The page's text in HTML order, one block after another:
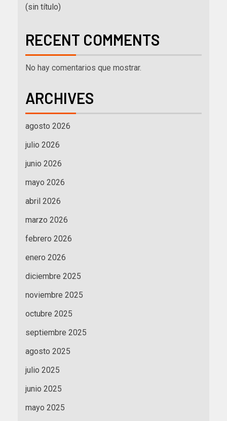
(sin título)
RECENT COMMENTS
No hay comentarios que mostrar.
ARCHIVES
agosto 2026
julio 2026
junio 2026
mayo 2026
abril 2026
marzo 2026
febrero 2026
enero 2026
diciembre 2025
noviembre 2025
octubre 2025
septiembre 2025
agosto 2025
julio 2025
junio 2025
mayo 2025